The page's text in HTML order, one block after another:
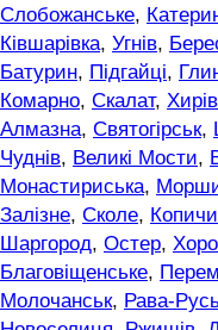
Слобожанське,
Ківшарівка, Угнів,
Батурин, Підгайці,
Комарно, Скалат, Хирів
Алмазна, Святогірськ,
Чуднів, Великі Мости,
Монастириська,
Залізне, Сколе,
Шаргород, Остер,
Благовіщенське,
Молочанськ, Рава-